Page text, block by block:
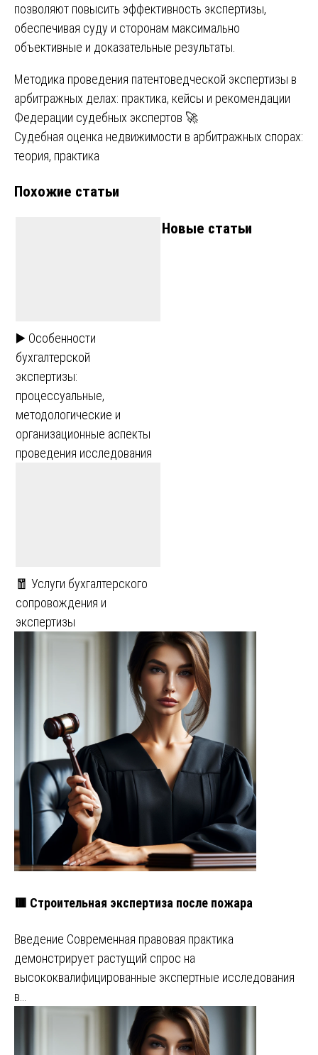
позволяют повысить эффективность экспертизы,
обеспечивая суду и сторонам максимально
объективные и доказательные результаты.
Навигация
по
записям
Методика проведения патентоведческой экспертизы в
арбитражных делах: практика, кейсы и рекомендации
Федерации судебных экспертов 🚀
Судебная оценка недвижимости в арбитражных спорах:
теория, практика
Похожие статьи
▶️ Особенности
бухгалтерской
экспертизы:
процессуальные,
методологические и
организационные аспекты
проведения исследования
🧧 Услуги бухгалтерского
сопровождения и
экспертизы
Новые статьи
🟥 Строительная экспертиза после пожара
Введение Современная правовая практика
демонстрирует растущий спрос на
высококвалифицированные экспертные исследования
в…